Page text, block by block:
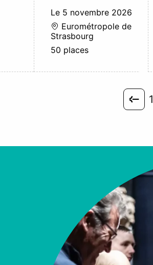
Le 5 novembre 2026
Eurométropole de
Strasbourg
50 places
1